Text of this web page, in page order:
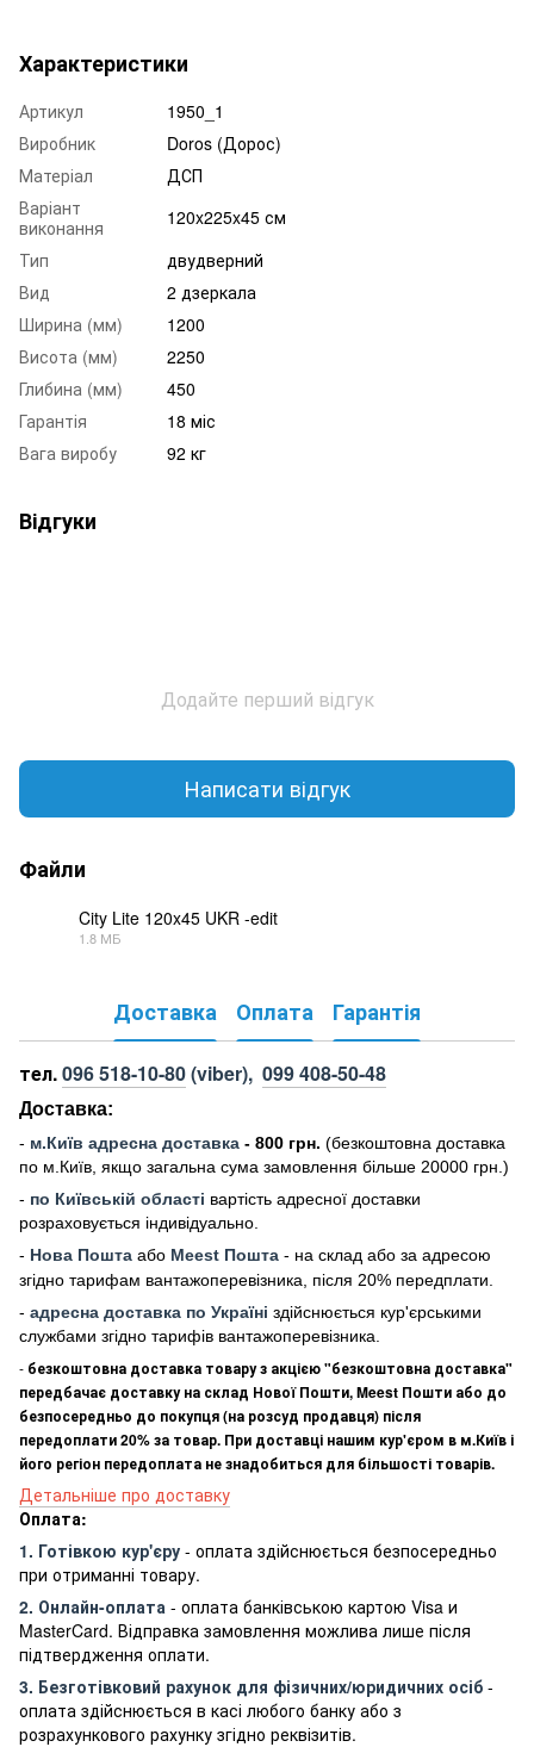
Характеристики
Артикул
1950_1
Виробник
Doros (Дорос)
Матеріал
ДСП
Варіант
виконання
120x225x45 см
Тип
двудверний
Вид
2 дзеркала
Ширина (мм)
1200
Висота (мм)
2250
Глибина (мм)
450
Гарантія
18 міс
Вага виробу
92 кг
Відгуки
Додайте перший відгук
Написати відгук
Файли
City Lite 120x45 UKR -edit
1.8 МБ
Доставка Оплата Гарантія
тел.096 518-10-80(viber), 099 408-50-48
Доставка:
- м.Київ адресна доставка - 800 грн. (безкоштовна доставка
по м.Київ, якщо загальна сума замовлення більше 20000 грн .)
- по Київській області вартість адресної доставки
розраховується індивідуально.
- Нова Пошта або Meest Пошта - на склад або за адресою
згідно тарифам вантажоперевізника, після 20% передплати.
- адресна доставка по Україні здійснюється кур'єрськими
службами згідно тарифів вантажоперевізника.
- безкоштовна доставка товару з акцією "безкоштовна доставка"
передбачає доставку на склад Нової Пошти, Meest Пошти або до
безпосередньо до покупця (на розсуд продавця) після
передоплати 20% за товар. При доставці нашим кур'єром в м.Київ і
його регіон передоплата не знадобиться для більшості товарів.
Детальніше про доставку
Оплата:
1. Готівкою кур'єру - оплата здійснюється безпосередньо
при отриманні товару.
2. Онлайн-оплата - оплата банківською картою Visa и
MasterCard. Відправка замовлення можлива лише після
підтвердження оплати.
3. Безготівковий рахунок для фізичних/юридичних осіб -
оплата здійснюється в касі любого банку або з
розрахункового рахунку згідно реквізитів.